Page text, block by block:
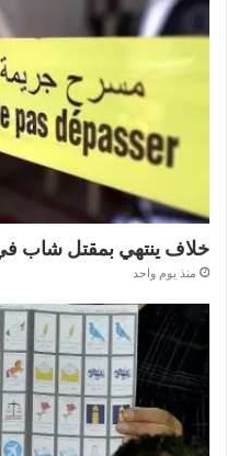
خلاف ينتهي بمقتل شاب
منذ يوم واحد